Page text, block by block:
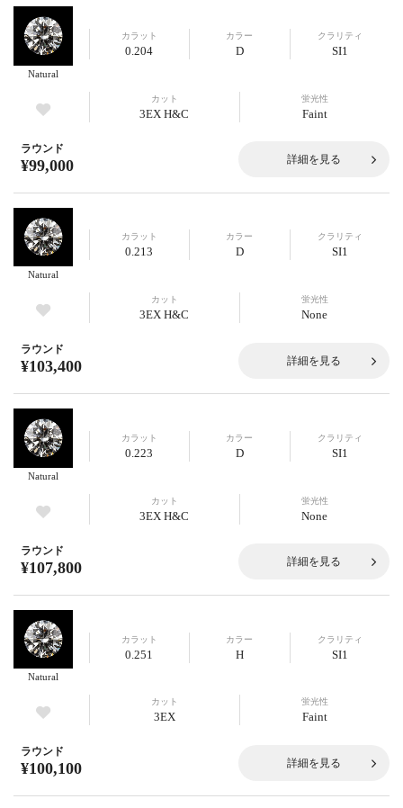
Natural
カラット
0.204
カラー
D
クラリティ
SI1
カット
3EX H&C
蛍光性
Faint
ラウンド
¥99,000 詳細を見る
Natural
カラット
0.213
カラー
D
クラリティ
SI1
カット
3EX H&C
蛍光性
None
ラウンド
¥103,400 詳細を見る
Natural
カラット
0.223
カラー
D
クラリティ
SI1
カット
3EX H&C
蛍光性
None
ラウンド
¥107,800 詳細を見る
Natural
カラット
0.251
カラー
H
クラリティ
SI1
カット
3EX
蛍光性
Faint
ラウンド
¥100,100 詳細を見る